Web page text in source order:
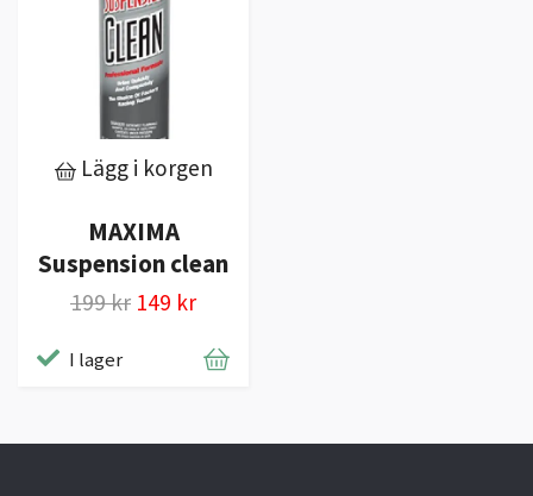
Lägg i korgen
MAXIMA
Suspension clean
199 kr 149 kr
I lager